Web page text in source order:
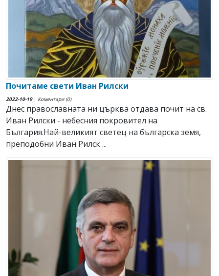
Почитаме свети Иван Рилски
2022-10-19| Коментари (0)
Днес православната ни църква отдава почит на св.
Иван Рилски - небесния покровител на
България.Най-великият светец на българска земя,
преподобни Иван Рилск ...